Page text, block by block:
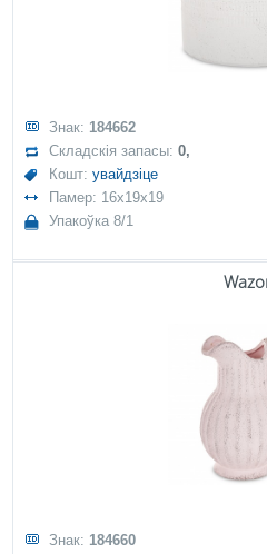
Знак: 184662
Складскія запасы:0,
Кошт:увайдзіце
Памер: 16x19x19
Упакоўка 8/1
Знак: 184660